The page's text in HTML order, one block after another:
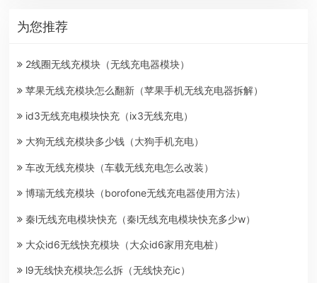
为您推荐
2线圈无线充模块（无线充电器模块）
苹果无线充模块怎么翻新（苹果手机无线充电器拆解）
id3无线充电模块快充（ix3无线充电）
大狗无线充模块多少钱（大狗手机充电）
车改无线充模块（车载无线充电怎么改装）
博瑞无线充模块（borofone无线充电器使用方法）
秦l无线充电模块快充（秦l无线充电模块快充多少w）
大众id6无线快充模块（大众id6家用充电桩）
l9无线快充模块怎么拆（无线快充ic）